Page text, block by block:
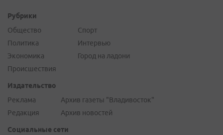
Рубрики
Общество
Политика
Экономика
Происшествия
Спорт
Интервью
Город на ладони
Издательство
Реклама
Редакция
Архив газеты "Владивосток"
Архив новостей
Социальные сети